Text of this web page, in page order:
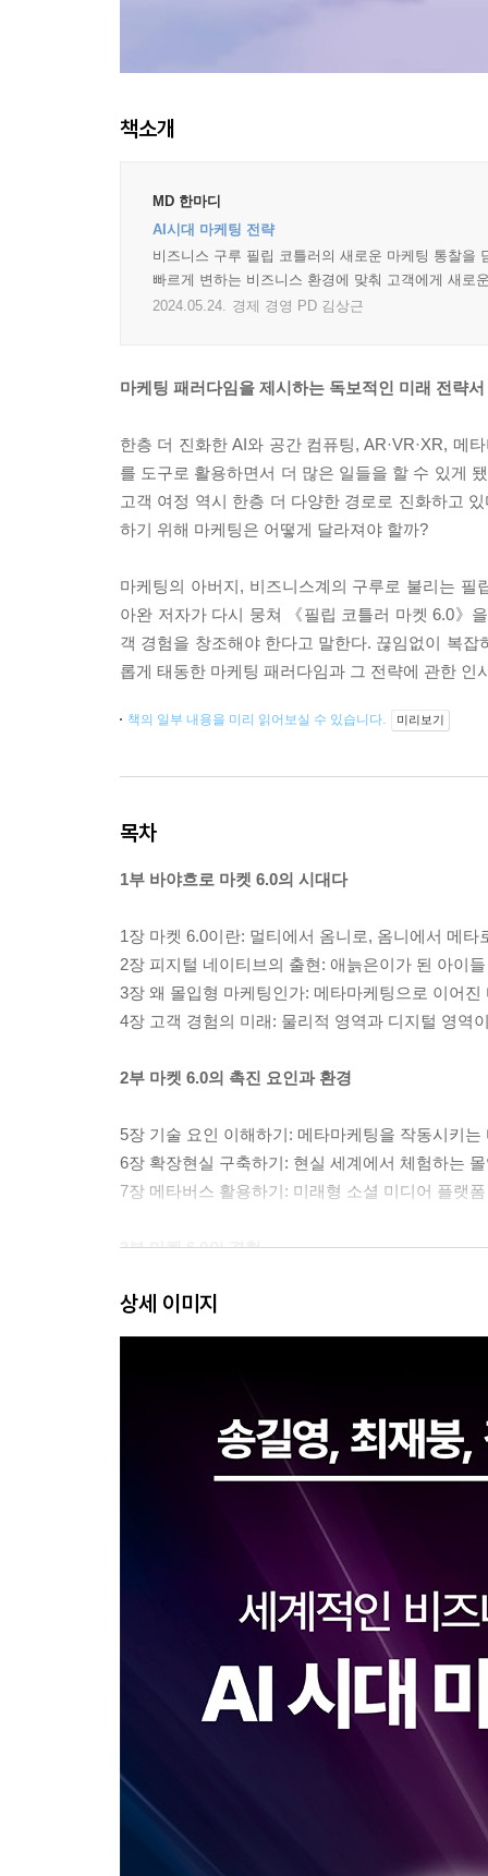
책소개
MD 한마디
AI시대 마케팅 전략
비즈니스 구루 필립 코틀러의 새로운 마케팅 통찰을
빠르게 변하는 비즈니스 환경에 맞춰 고객에게 새로
2024.05.24. 경제 경영 PD 김상근
마케팅 패러다임을 제시하는 독보적인 미래 전략서
한층 더 진화한 AI와 공간 컴퓨팅, AR·VR·XR, 메
를 도구로 활용하면서 더 많은 일들을 할 수 있게
고객 여정 역시 한층 더 다양한 경로로 진화하고
하기 위해 마케팅은 어떻게 달라져야 할까?
마케팅의 아버지, 비즈니스계의 구루로 불리는
아완 저자가 다시 뭉쳐 《필립 코틀러 마켓 6.0》
객 경험을 창조해야 한다고 말한다. 끊임없이 복
롭게 태동한 마케팅 패러다임과 그 전략에 관한 인
책의 일부 내용을 미리 읽어보실 수 있습니다. 미리보기
목차
1부 바야흐로 마켓 6.0의 시대다
1장 마켓 6.0이란: 멀티에서 옴니로, 옴니에서 메타
2장 피지털 네이티브의 출현: 애늙은이가 된 아이들
3장 왜 몰입형 마케팅인가: 메타마케팅으로 이어
4장 고객 경험의 미래: 물리적 영역과 디지털 영역
2부 마켓 6.0의 촉진 요인과 환경
5장 기술 요인 이해하기: 메타마케팅을 작동시키는
6장 확장현실 구축하기: 현실 세계에서 체험하는
7장 메타버스 활용하기: 미래형 소셜 미디어 플랫폼
3부 마켓 6.0의 경험
8장 다감각 마케팅: 오감을 자극하는 몰입 경험 전
9장 공간 마케팅: 인간과 기계의 상호작용 구현
상세 이미지